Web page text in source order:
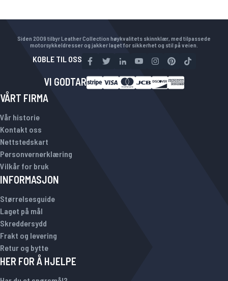
Siden 2009 tilbyr Leather Collection høykvalitets skinnklær, med tilpassede
motorsykkeldresser og jakker laget for sikkerhet og stil på veien.
KOBLE TIL OSS
VI GODTAR
VÅRT FIRMA
Vår historie
Kontakt oss
Nettstedskart
Personvernerklæring
Vilkår for bruk
INFORMASJON
Størrelsesguide
Laget på mål
Skreddersydd
Frakt og levering
Retur og bytte
HER FOR Å HJELPE